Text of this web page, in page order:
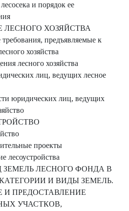
и порядок ее
ЛЕСНОГО ХОЗЯЙСТВА
предъявляемые к
хозяйства
лесного хозяйства
лиц, ведущих лесное
юридических лиц, ведущих
проекты
лесоустройства
ЗЕМЕЛЬ ЛЕСНОГО ФОНДА В
И ВИДЫ ЗЕМЕЛЬ.
И ПРЕДОСТАВЛЕНИЕ
УЧАСТКОВ,